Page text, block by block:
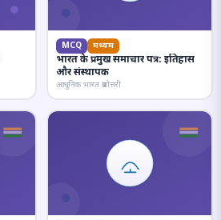
MCQ मध्यम
भारत के प्रमुख समाचार पत्र: इतिहास
और संस्थापक
आधुनिक भारत प्रश्नोत्तरी